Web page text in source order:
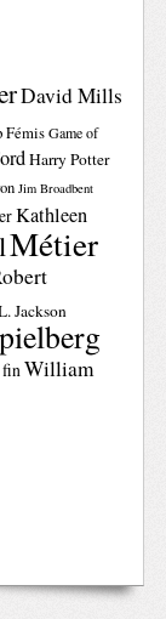
David Mills
Fémis Game of
Harry Potter
Jim Broadbent
Kathleen
Métier
Jackson
finWilliam